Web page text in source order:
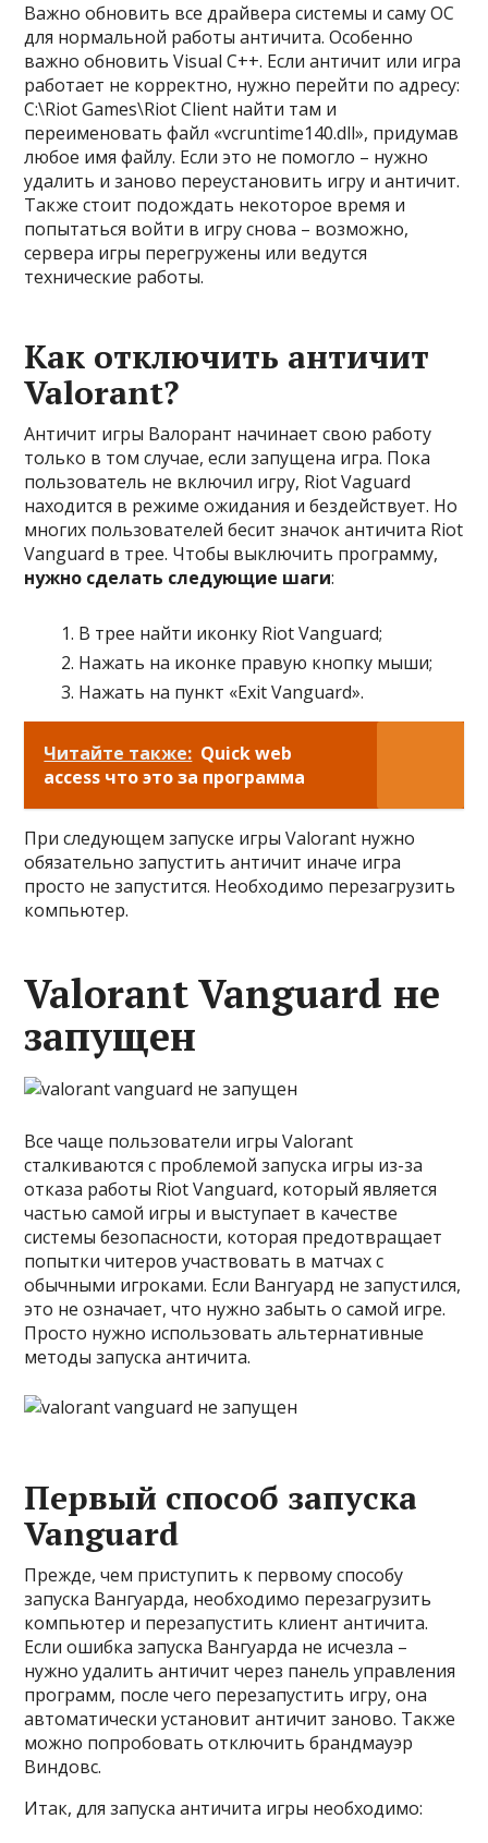
Важно обновить все драйвера системы и саму ОС
для нормальной работы античита. Особенно
важно обновить Visual C++. Если античит или игра
работает не корректно, нужно перейти по адресу:
C:\Riot Games\Riot Client найти там и
переименовать файл «vcruntime140.dll», придумав
любое имя файлу. Если это не помогло – нужно
удалить и заново переустановить игру и античит.
Также стоит подождать некоторое время и
попытаться войти в игру снова – возможно,
сервера игры перегружены или ведутся
технические работы.
Как отключить античит
Valorant?
Античит игры Валорант начинает свою работу
только в том случае, если запущена игра. Пока
пользователь не включил игру, Riot Vaguard
находится в режиме ожидания и бездействует. Но
многих пользователей бесит значок античита Riot
Vanguard в трее. Чтобы выключить программу,
нужно сделать следующие шаги:
В трее найти иконку Riot Vanguard;
Нажать на иконке правую кнопку мыши;
Нажать на пункт «Exit Vanguard».
Читайте также: Quick web
access что это за программа
При следующем запуске игры Valorant нужно
обязательно запустить античит иначе игра
просто не запустится. Необходимо перезагрузить
компьютер.
Valorant Vanguard не
запущен
Все чаще пользователи игры Valorant
сталкиваются с проблемой запуска игры из-за
отказа работы Riot Vanguard, который является
частью самой игры и выступает в качестве
системы безопасности, которая предотвращает
попытки читеров участвовать в матчах с
обычными игроками. Если Вангуард не запустился,
это не означает, что нужно забыть о самой игре.
Просто нужно использовать альтернативные
методы запуска античита.
Первый способ запуска
Vanguard
Прежде, чем приступить к первому способу
запуска Вангуарда, необходимо перезагрузить
компьютер и перезапустить клиент античита.
Если ошибка запуска Вангуарда не исчезла –
нужно удалить античит через панель управления
программ, после чего перезапустить игру, она
автоматически установит античит заново. Также
можно попробовать отключить брандмауэр
Виндовс.
Итак, для запуска античита игры необходимо: